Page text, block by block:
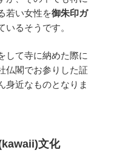
若い女性を御朱印ガ
るそうです。
して寺に納めた際に
仏閣でお参りした証
身近なものとなりま
文化